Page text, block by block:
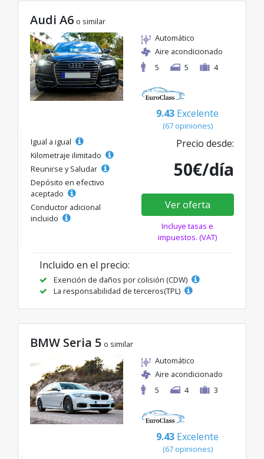
Audi A6 o similar
Automático
Aire acondicionado
5
5 4
9.43 Excelente
(67 opiniones)
Igual a igual
Kilometraje ilimitado
Reunirse y Saludar
Depósito en efectivo
aceptado
Conductor adicional
incluido
Precio desde:
50€/día
Ver oferta
Incluye tasas e
impuestos. (VAT)
Incluido en el precio:
Exención de daños por colisión (CDW)
La responsabilidad de terceros(TPL)
BMW Seria 5 o similar
Automático
Aire acondicionado
5
4 3
9.43 Excelente
(67 opiniones)